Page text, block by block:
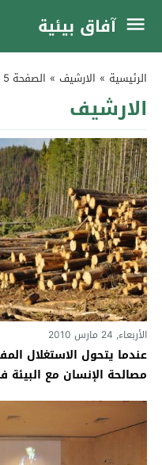
آفاق بيئية
الرئيسية » الارشيف » الصفحة 5
الارشيف
الأربعاء, 24 مارس 2010
عندما يتحول الاستغلال
مصالحة الإنسان مع البيئة